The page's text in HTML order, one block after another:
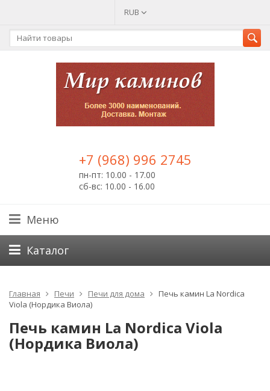
RUB
+7 (968) 996 2745
пн-пт: 10.00 - 17.00
сб-вс: 10.00 - 16.00
Меню
Каталог
Главная Печи Печи для дома
Печь камин La Nordica
Viola (Нордика Виола)
Печь камин La Nordica Viola
(Нордика Виола)